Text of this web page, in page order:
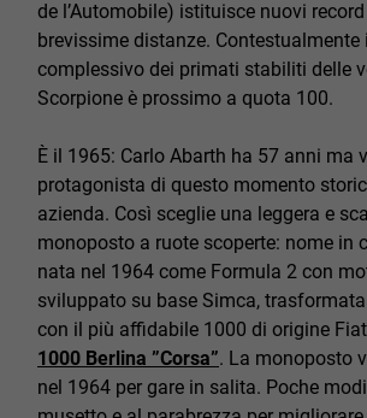
de l’Automobile) istituisce nuovi
brevissime distanze. Contestualmente
complessivo dei primati stabiliti delle
Scorpione è prossimo a quota 100.
È il 1965: Carlo Abarth ha 57 anni ma
protagonista di questo momento
azienda. Così sceglie una leggera e
monoposto a ruote scoperte: nome in
nata nel 1964 come Formula 2 con
sviluppato su base Simca,
con il più affidabile 1000 di origine Fiat
1000 Berlina ”Corsa”. La monoposto
nel 1964 per gare in salita. Poche